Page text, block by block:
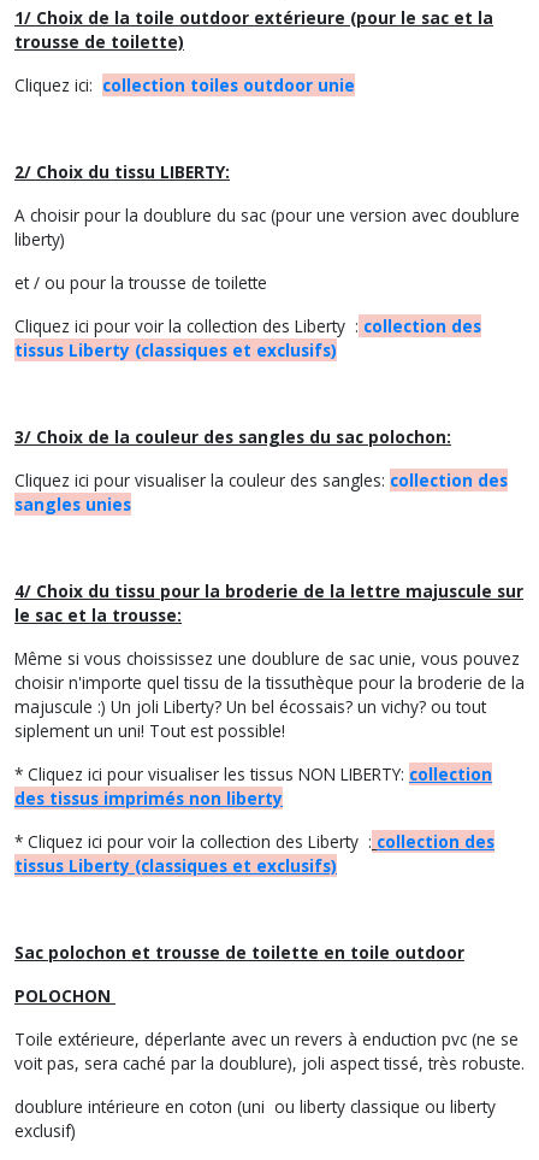
1/ Choix de la toile outdoor extérieure (pour le sac et la
trousse de toilette)
Cliquez ici: collection toiles outdoor unie
2/ Choix du tissu LIBERTY:
A choisir pour la doublure du sac (pour une version avec doublure
liberty)
et / ou pour la trousse de toilette
Cliquez ici pour voir la collection des Liberty : collection des
tissus Liberty (classiques et exclusifs)
3/ Choix de la couleur des sangles du sac polochon:
Cliquez ici pour visualiser la couleur des sangles: collection des
sangles unies
4/ Choix du tissu pour la broderie de la lettre majuscule sur
le sac et la trousse:
Même si vous choississez une doublure de sac unie, vous pouvez
choisir n'importe quel tissu de la tissuthèque pour la broderie de la
majuscule :) Un joli Liberty? Un bel écossais? un vichy? ou tout
siplement un uni! Tout est possible!
* Cliquez ici pour visualiser les tissus NON LIBERTY: collection
des tissus imprimés non liberty
* Cliquez ici pour voir la collection des Liberty : collection des
tissus Liberty (classiques et exclusifs)
Sac polochon et trousse de toilette en toile outdoor
POLOCHON
Toile extérieure, déperlante avec un revers à enduction pvc (ne se
voit pas, sera caché par la doublure), joli aspect tissé, très robuste.
doublure intérieure en coton (uni ou liberty classique ou liberty
exclusif)